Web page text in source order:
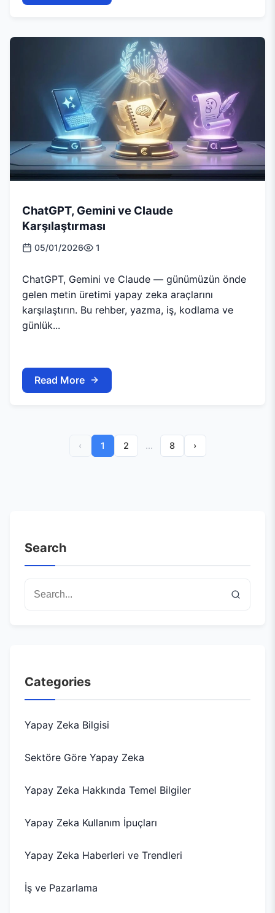
ChatGPT, Gemini ve Claude
Karşılaştırması
05/01/2026 1
ChatGPT, Gemini ve Claude — günümüzün önde
gelen metin üretimi yapay zeka araçlarını
karşılaştırın. Bu rehber, yazma, iş, kodlama ve
günlük...
Read More
‹ 1 2 ... 8 ›
Search
Categories
Yapay Zeka Bilgisi
Sektöre Göre Yapay Zeka
Yapay Zeka Hakkında Temel Bilgiler
Yapay Zeka Kullanım İpuçları
Yapay Zeka Haberleri ve Trendleri
İş ve Pazarlama